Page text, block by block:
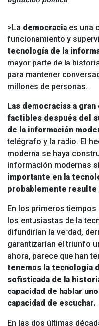
>La democracia es una
funcionamiento y
tecnología de la
mayor parte de la
para mantener
millones de personas.
Las democracias a
factibles después del
de la información
telégrafo y la radio. El
moderna se haya
información modernas
importante en la
probablemente resulte
En los primeros tiempos
los entusiastas de la
difundirían la verdad,
garantizarían el triunfo
ahora, parece que han
tenemos la tecnología
sofisticada de la
capacidad de hablar
capacidad de escuchar.
En las dos últimas